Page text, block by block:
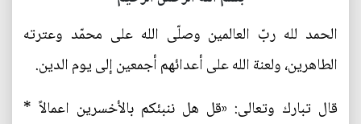
الحمد لله ربّ العالمين وصلّى الله على محمّد وعترته
الطاهرين، ولعنة الله على أعدائهم أجمعين إلى يوم الدين.
قال تبارك وتعالى: «قل هل ننبئكم بالأخسرين اعمالاً *